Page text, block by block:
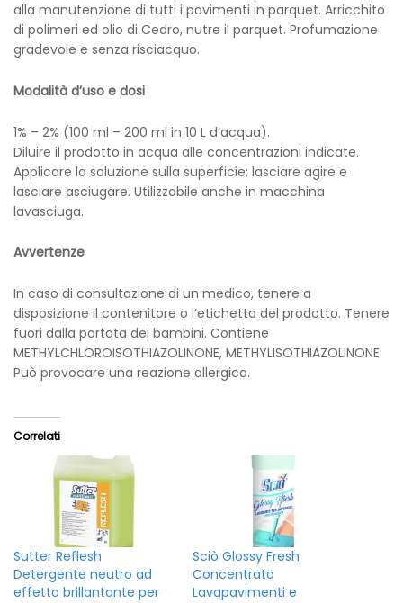
alla manutenzione di tutti i pavimenti in parquet. Arricchito
di polimeri ed olio di Cedro, nutre il parquet. Profumazione
gradevole e senza risciacquo.
Modalità d’uso e dosi
1% – 2% (100 ml – 200 ml in 10 L d’acqua).
Diluire il prodotto in acqua alle concentrazioni indicate.
Applicare la soluzione sulla superficie; lasciare agire e
lasciare asciugare. Utilizzabile anche in macchina
lavasciuga.
Avvertenze
In caso di consultazione di un medico, tenere a
disposizione il contenitore o l’etichetta del prodotto. Tenere
fuori dalla portata dei bambini. Contiene
METHYLCHLOROISOTHIAZOLINONE, METHYLISOTHIAZOLINONE:
Può provocare una reazione allergica.
Correlati
Sutter Reflesh
Detergente neutro ad
effetto brillantante per
Sciò Glossy Fresh
Concentrato
Lavapavimenti e